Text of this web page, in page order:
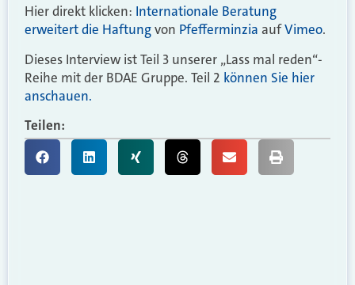
Hier direkt klicken: Internationale Beratung
erweitert die Haftungvon Pfefferminzia aufVimeo.
Dieses Interview ist Teil 3 unserer „Lass mal reden“-
Reihe mit der BDAE Gruppe. Teil 2 können Sie hier
anschauen.
Teilen: